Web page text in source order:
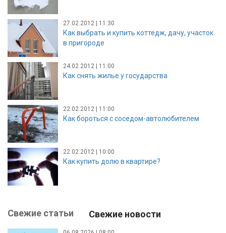
27.02.2012 | 11:30
Как выбрать и купить коттедж, дачу, участок
в пригороде
24.02.2012 | 11:00
Как снять жилье у государства
22.02.2012 | 11:00
Как бороться с соседом-автолюбителем
22.02.2012 | 10:00
Как купить долю в квартире?
Свежие статьи Свежие новости